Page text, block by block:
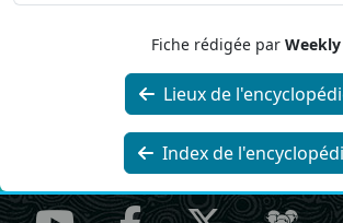
Fiche rédigée par Weekly
Lieux de
Index de